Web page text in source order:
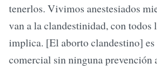
tenerlos. Vivimos anestesiados
van a la clandestinidad, con todos
implica. [El aborto clandestino] es
comercial sin ninguna prevención